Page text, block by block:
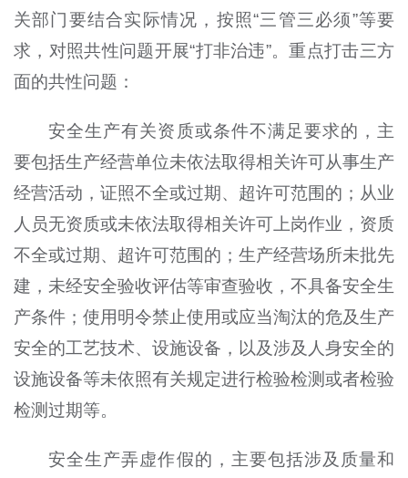
关部门要结合实际情况，按照“三管三必须”等要
求，对照共性问题开展“打非治违”。重点打击三方
面的共性问题：
安全生产有关资质或条件不满足要求的，主
要包括生产经营单位未依法取得相关许可从事生产
经营活动，证照不全或过期、超许可范围的；从业
人员无资质或未依法取得相关许可上岗作业，资质
不全或过期、超许可范围的；生产经营场所未批先
建，未经安全验收评估等审查验收，不具备安全生
产条件；使用明令禁止使用或应当淘汰的危及生产
安全的工艺技术、设施设备，以及涉及人身安全的
设施设备等未依照有关规定进行检验检测或者检验
检测过期等。
安全生产弄虚作假的，主要包括涉及质量和